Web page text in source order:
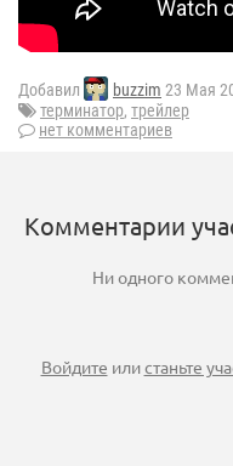
Добавил buzzim 23 Мая
терминатор, трейлер
нет комментариев
Комментарии
Ни одного
Войдите илистаньте